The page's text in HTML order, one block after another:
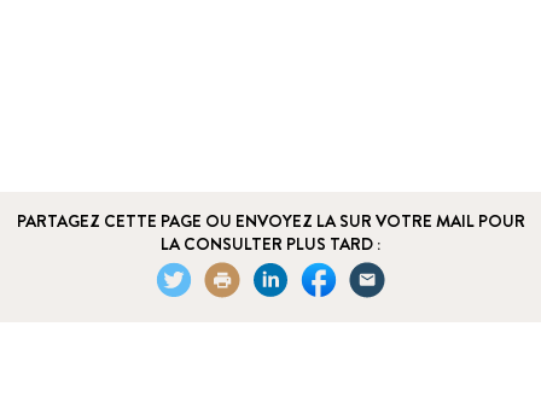
PARTAGEZ CETTE PAGE OU ENVOYEZ LA SUR VOTRE MAIL POUR
LA CONSULTER PLUS TARD :